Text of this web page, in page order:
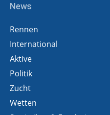
News
Rennen
International
Aktive
Politik
Zucht
Wetten